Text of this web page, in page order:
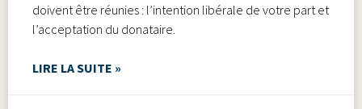
doivent être réunies : l’intention libérale de votre part et
l’acceptation du donataire.
LIRE LA SUITE »